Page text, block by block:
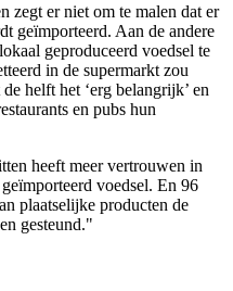
zegt er niet om te malen dat er
geïmporteerd. Aan de andere
geproduceerd voedsel te
in de supermarkt zou
helft het ‘erg belangrijk’ en
en pubs hun
heeft meer vertrouwen in
voedsel. En 96
plaatselijke producten de
gesteund."